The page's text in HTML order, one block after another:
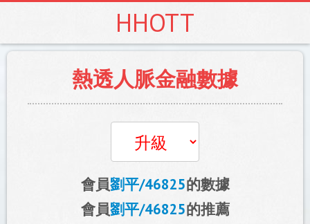
HHOTT
熱透人脈金融數據
會員劉平/46825的數據
會員劉平/46825的推薦